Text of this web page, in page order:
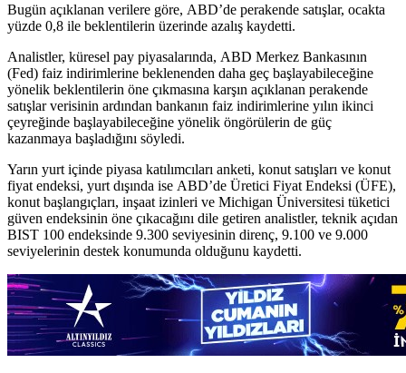
Bugün açıklanan verilere göre, ABD’de perakende satışlar, ocakta
yüzde 0,8 ile beklentilerin üzerinde azalış kaydetti.
Analistler, küresel pay piyasalarında, ABD Merkez Bankasının
(Fed) faiz indirimlerine beklenenden daha geç başlayabileceğine
yönelik beklentilerin öne çıkmasına karşın açıklanan perakende
satışlar verisinin ardından bankanın faiz indirimlerine yılın ikinci
çeyreğinde başlayabileceğine yönelik öngörülerin de güç
kazanmaya başladığını söyledi.
Yarın yurt içinde piyasa katılımcıları anketi, konut satışları ve konut
fiyat endeksi, yurt dışında ise ABD’de Üretici Fiyat Endeksi (ÜFE),
konut başlangıçları, inşaat izinleri ve Michigan Üniversitesi tüketici
güven endeksinin öne çıkacağını dile getiren analistler, teknik açıdan
BIST 100 endeksinde 9.300 seviyesinin direnç, 9.100 ve 9.000
seviyelerinin destek konumunda olduğunu kaydetti.